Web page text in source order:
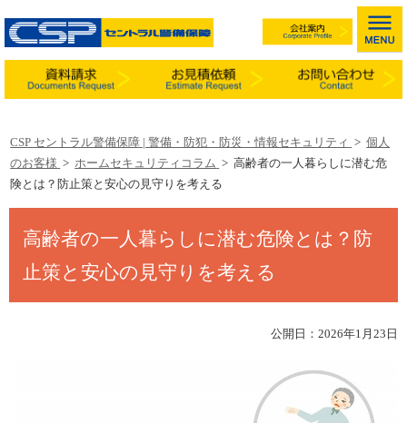
CSP セントラル警備保障 | 警備・防犯・防災・情報セキュリティ > 個人
のお客様 > ホームセキュリティコラム > 高齢者の一人暮らしに潜む危
険とは？防止策と安心の見守りを考える
高齢者の一人暮らしに潜む危険とは？防
止策と安心の見守りを考える
公開日：2026年1月23日